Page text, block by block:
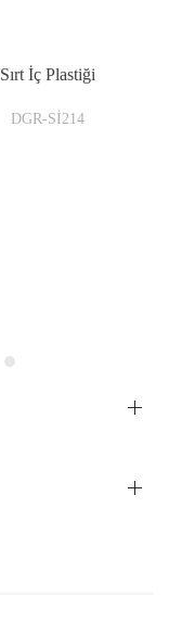
Sırt İç Plastiği
DGR-Sİ214